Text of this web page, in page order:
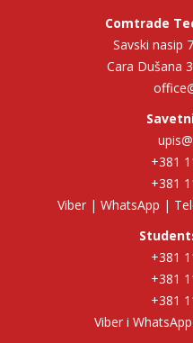
Comtrade
Savski nasip
Cara Dušana
+381
+381
Viber | WhatsApp |
+381
+381
+381
Viber i